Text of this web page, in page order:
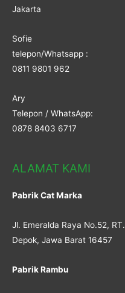
Jakarta
Sofie
telepon/Whatsapp :
0811 9801 962
Ary
Telepon / WhatsApp:
0878 8403 6717
ALAMAT KAMI
Pabrik Cat Marka
Jl. Emeralda Raya No.52,
Depok, Jawa Barat 16457
Pabrik Rambu